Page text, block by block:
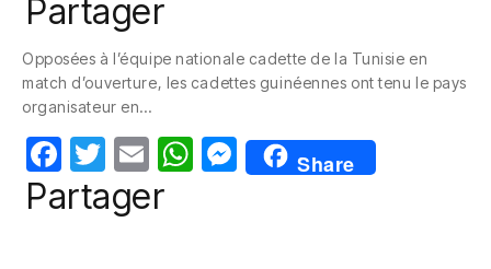
e
b
o
o
k
itt
er
s
p
p
e
g
er
Partager
Opposées à l’équipe nationale cadette de la Tunisie en
match d’ouverture, les cadettes guinéennes ont tenu le pays
organisateur en…
F
a
T
w
itt
E
m
W M
e
Share
Partager